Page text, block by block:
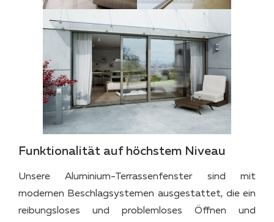
Funktionalität auf höchstem Niveau
Unsere Aluminium-Terrassenfenster sind mit
modernen Beschlagsystemen ausgestattet, die ein
reibungsloses und problemloses Öffnen und